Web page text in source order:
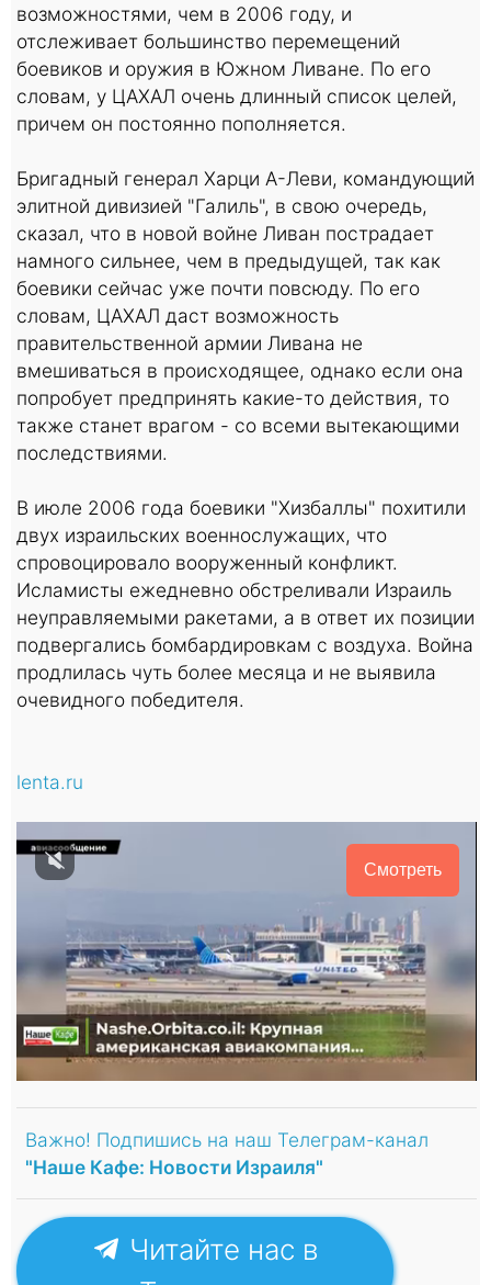
возможностями, чем в 2006 году, и
отслеживает большинство перемещений
боевиков и оружия в Южном Ливане. По его
словам, у ЦАХАЛ очень длинный список целей,
причем он постоянно пополняется.
Бригадный генерал Харци А-Леви, командующий
элитной дивизией "Галиль", в свою очередь,
сказал, что в новой войне Ливан пострадает
намного сильнее, чем в предыдущей, так как
боевики сейчас уже почти повсюду. По его
словам, ЦАХАЛ даст возможность
правительственной армии Ливана не
вмешиваться в происходящее, однако если она
попробует предпринять какие-то действия, то
также станет врагом - со всеми вытекающими
последствиями.
В июле 2006 года боевики "Хизбаллы" похитили
двух израильских военнослужащих, что
спровоцировало вооруженный конфликт.
Исламисты ежедневно обстреливали Израиль
неуправляемыми ракетами, а в ответ их позиции
подвергались бомбардировкам с воздуха. Война
продлилась чуть более месяца и не выявила
очевидного победителя.
lenta.ru
Смотреть
Важно! Подпишись на наш Телеграм-канал
"Наше Кафе: Новости Израиля"
Читайте нас в